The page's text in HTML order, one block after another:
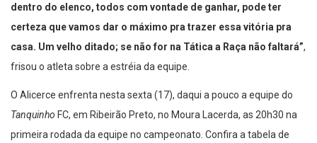
dentro do elenco, todos com vontade de ganhar, pode ter
certeza que vamos dar o máximo pra trazer essa vitória pra
casa. Um velho ditado; se não for na Tática a Raça não faltará” ,
frisou o atleta sobre a estréia da equipe.
O Alicerce enfrenta nesta sexta (17), daqui a pouco a equipe do
Tanquinho FC, em Ribeirão Preto, no Moura Lacerda, as 20h30 na
primeira rodada da equipe no campeonato. Confira a tabela de